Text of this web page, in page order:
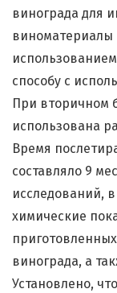
винограда для
виноматериалы
способу с
При вторичном
использована
Время
составляло 9
исследований,
химические
винограда, а
Установлено,